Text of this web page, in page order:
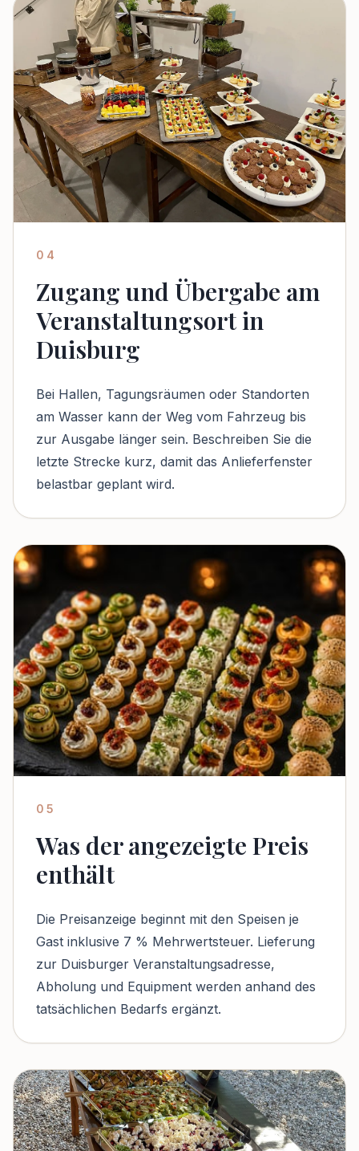
04
Zugang und Übergabe am
Veranstaltungsort in
Duisburg
Bei Hallen, Tagungsräumen oder Standorten
am Wasser kann der Weg vom Fahrzeug bis
zur Ausgabe länger sein. Beschreiben Sie die
letzte Strecke kurz, damit das Anlieferfenster
belastbar geplant wird.
05
Was der angezeigte Preis
enthält
Die Preisanzeige beginnt mit den Speisen je
Gast inklusive 7 % Mehrwertsteuer. Lieferung
zur Duisburger Veranstaltungsadresse,
Abholung und Equipment werden anhand des
tatsächlichen Bedarfs ergänzt.